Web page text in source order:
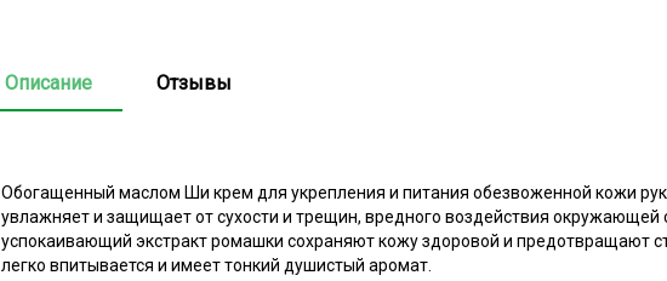
Описание Отзывы
Обогащенный маслом Ши крем для укрепления и питания обезвоженной кожи
увлажняет и защищает от сухости и трещин, вредного воздействия
успокаивающий экстракт ромашки сохраняют кожу здоровой и предотвращают
легко впитывается и имеет тонкий душистый аромат.